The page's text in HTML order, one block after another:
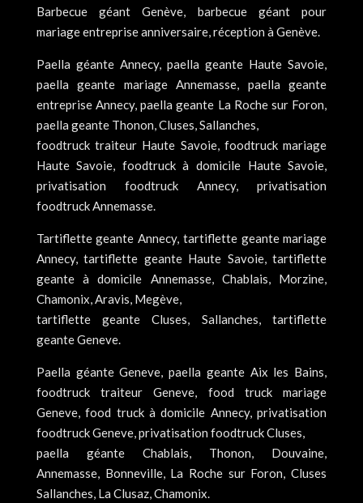
Barbecue géant Genève, barbecue géant pour
mariage entreprise anniversaire, réception à Genève.
Paella géante Annecy, paella geante Haute Savoie,
paella geante mariage Annemasse, paella geante
entreprise Annecy, paella geante La Roche sur Foron,
paella geante Thonon, Cluses, Sallanches,
foodtruck traiteur Haute Savoie, foodtruck mariage
Haute Savoie, foodtruck à domicile Haute Savoie,
privatisation foodtruck Annecy, privatisation
foodtruck Annemasse.
Tartiflette geante Annecy, tartiflette geante mariage
Annecy, tartiflette geante Haute Savoie, tartiflette
geante à domicile Annemasse, Chablais, Morzine,
Chamonix, Aravis, Megève,
tartiflette geante Cluses, Sallanches, tartiflette
geante Geneve.
Paella géante Geneve, paella geante Aix les Bains,
foodtruck traiteur Geneve, food truck mariage
Geneve, food truck à domicile Annecy, privatisation
foodtruck Geneve, privatisation foodtruck Cluses,
paella géante Chablais, Thonon, Douvaine,
Annemasse, Bonneville, La Roche sur Foron, Cluses
Sallanches, La Clusaz, Chamonix.